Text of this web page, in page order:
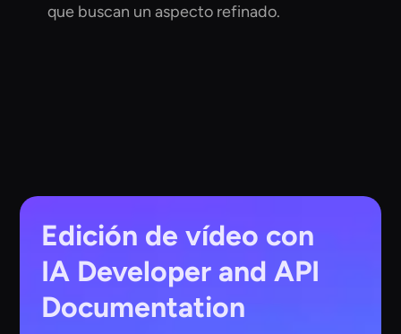
que buscan un aspecto refinado.
Edición de vídeo con
IA Developer and API
Documentation